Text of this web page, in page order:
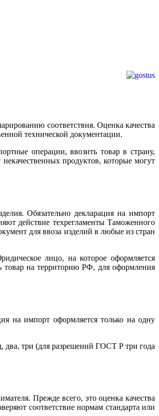
соответствия. Оценка качества
технической документации.
операции, ввозить товар в страну,
продуктов, которые могут
Обязательно декларация на импорт
действие техрегламенты Таможенного
для ввоза изделий в любые из стран
лицо, на которое оформляется
товар на территорию РФ, для оформления
на импорт оформляется только на одну
два, три (для разрешений ГОСТ Р три года
Прежде всего, это оценка качества
соответствие нормам стандарта или